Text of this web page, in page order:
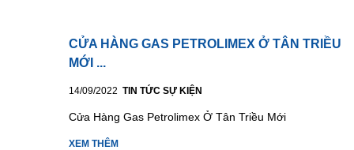
CỬA HÀNG GAS PETROLIMEX Ở TÂN TRIỀU
MỚI ...
14/09/2022 TIN TỨC SỰ KIỆN
Cửa Hàng Gas Petrolimex Ở Tân Triều Mới
XEM THÊM